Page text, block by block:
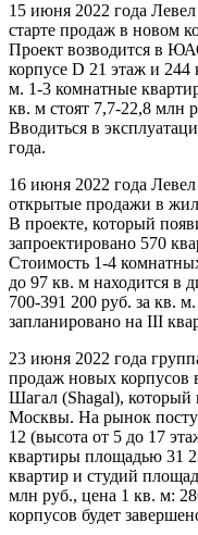
15 июня 2022 года
старте продаж в новом
Проект возводится в
корпусе D 21 этаж и
м. 1-3 комнатные
кв. м стоят 7,7-22,8 млн
Вводиться в
года.
16 июня 2022 года
открытые продажи в
В проекте, который
запроектировано 570
Стоимость 1-4
до 97 кв. м находится в
700-391 200 руб. за кв.
запланировано на III
23 июня 2022 года
продаж новых корпусов
Шагал (Shagal), который
Москвы. На рынок
12 (высота от 5 до 17
квартиры площадью 31
квартир и студий
млн руб., цена 1 кв. м:
корпусов будет